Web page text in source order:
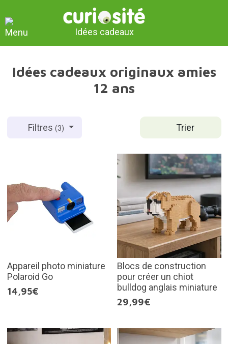
Idées cadeaux
Idées cadeaux originaux amies
12 ans
Trier
Filtres(3)
Appareil photo miniature
Polaroid Go
14,95€
Blocs de construction
pour créer un chiot
bulldog anglais miniature
29,99€